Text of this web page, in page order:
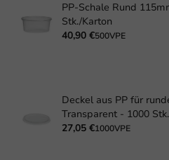
PP-Schale Rund
Stk./Karton
40,90 €500VPE
Deckel aus PP für
Transparent - 1000
27,05 €1000VPE